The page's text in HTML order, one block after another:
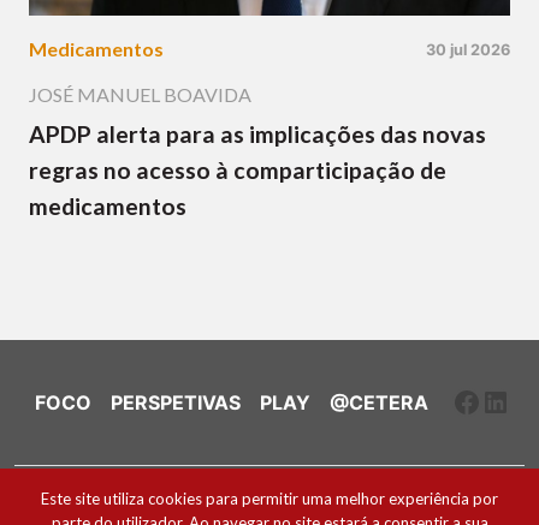
Medicamentos 30 jul 2026
JOSÉ MANUEL BOAVIDA
APDP alerta para as implicações das novas
regras no acesso à comparticipação de
medicamentos
FOCO PERSPETIVAS PLAY @CETERA
Ficha Técnica e Estatuto Editorial
Este site utiliza cookies para permitir uma melhor experiência por